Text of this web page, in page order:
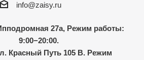
info@zaisy.ru
27а, Режим работы:
9:00−20:00.
Красный Путь 105 В. Режим